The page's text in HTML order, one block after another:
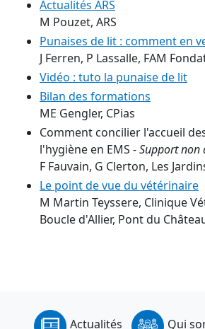
Actualités ARS
M Pouzet, ARS
Punaises de lit : comment en
J Ferren, P Lassalle, FAM
Vidéo : tuto la punaise de lit
Bilan des formations
ME Gengler, CPias
Comment concilier l'accueil
l'hygiène en EMS -Support non
F Fauvain, G Clerton, Les
Le point de vue du vétérinaire
M Martin Teyssere, Clinique
Boucle d'Allier, Pont du
Actualités Qui